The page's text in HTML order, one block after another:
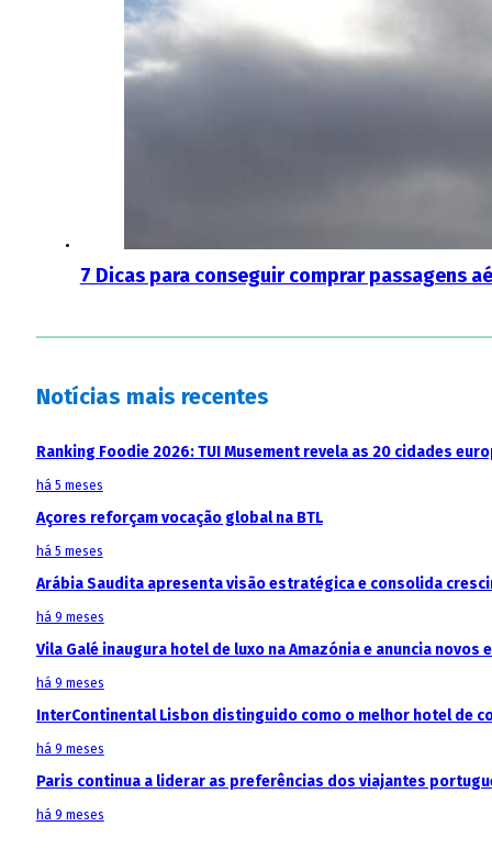
7 Dicas para conseguir comprar passagens
Notícias mais recentes
Ranking Foodie 2026: TUI Musement revela as 20 cidades
há 5 meses
Açores reforçam vocação global na BTL
há 5 meses
Arábia Saudita apresenta visão estratégica e consolida
há 9 meses
Vila Galé inaugura hotel de luxo na Amazónia e anuncia
há 9 meses
InterContinental Lisbon distinguido como o melhor hotel de
há 9 meses
Paris continua a liderar as preferências dos viajantes
há 9 meses